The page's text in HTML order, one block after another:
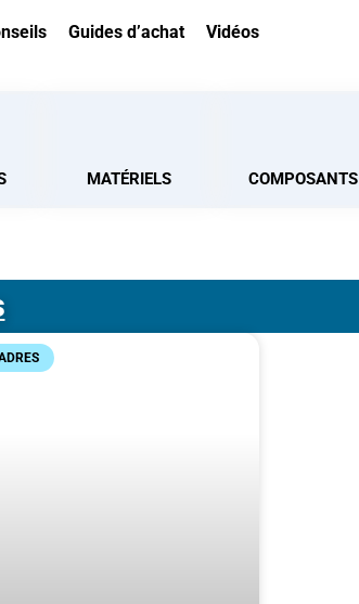
Guides d’achat Vidéos
MATÉRIELS COMPOSANTS